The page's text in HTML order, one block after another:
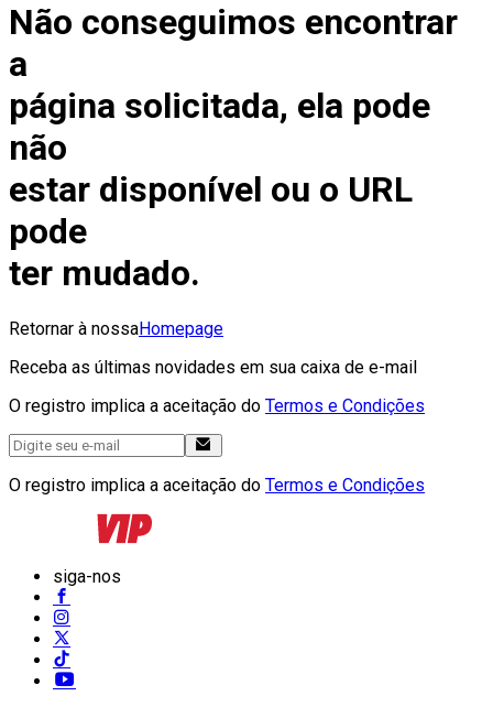
Não conseguimos encontrar
a
página solicitada, ela pode
não
estar disponível ou o URL
pode
ter mudado.
Retornar à nossaHomepage
Receba as últimas novidades em sua caixa de e-mail
O registro implica a aceitação do Termos e Condições
O registro implica a aceitação do Termos e Condições
siga-nos